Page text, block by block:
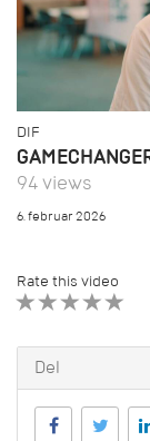
DIF
94 views
6. februar 2026
Rate this video
Del